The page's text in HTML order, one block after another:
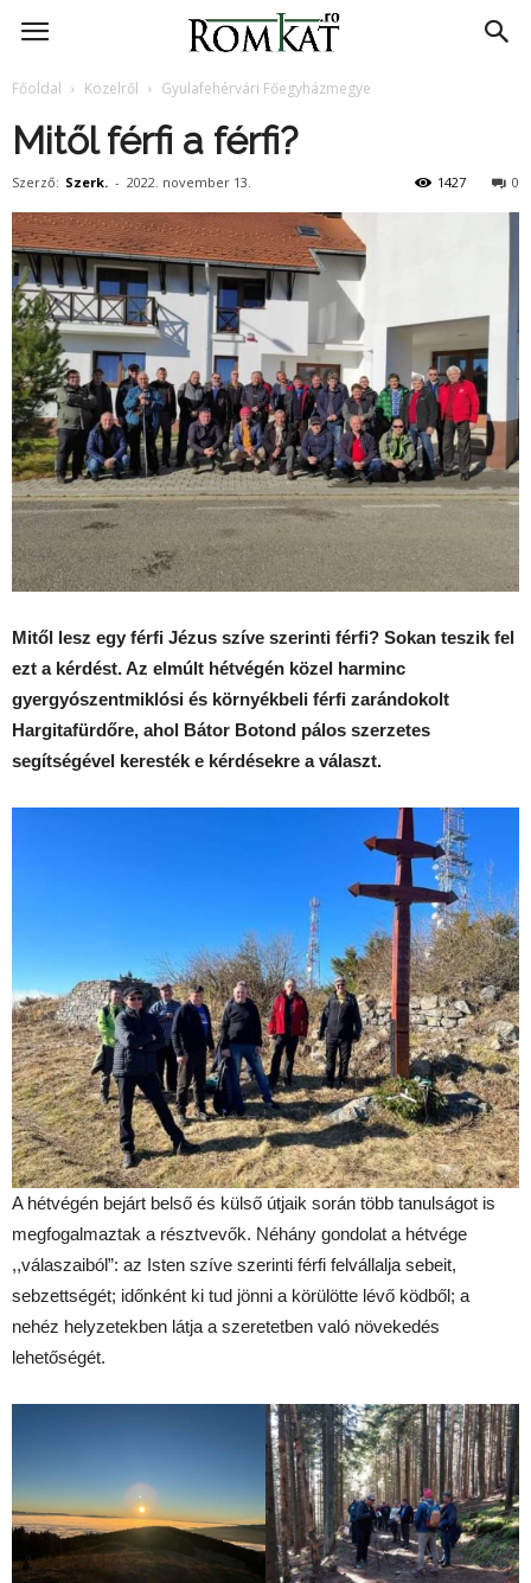
RomKat.ro
Főoldal Közelről Gyulafehérvári Főegyházmegye
Mitől férfi a férfi?
Szerző: Szerk. - 2022. november 13. 0
1427
Mitől lesz egy férfi Jézus szíve szerinti férfi? Sokan teszik fel
ezt a kérdést. Az elmúlt hétvégén közel harminc
gyergyószentmiklósi és környékbeli férfi zarándokolt
Hargitafürdőre, ahol Bátor Botond pálos szerzetes
segítségével keresték e kérdésekre a választ.
A hétvégén bejárt belső és külső útjaik során több tanulságot is
megfogalmaztak a résztvevők. Néhány gondolat a hétvége
,,válaszaiból”: az Isten szíve szerinti férfi felvállalja sebeit,
sebzettségét; időnként ki tud jönni a körülötte lévő ködből; a
nehéz helyzetekben látja a szeretetben való növekedés
lehetőségét.